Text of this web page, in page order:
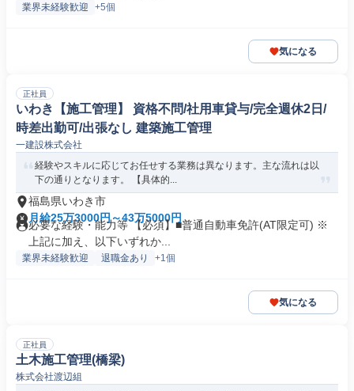
業界未経験歓迎 +5個
気になる
正社員
いわき【施工管理】 資格不問/社用車貸与/完全週休2日/
時差出勤可/出張なし 建築施工管理
一建設株式会社
経験やスキルに応じてお任せする業務は異なります。主な流れは以
下の通りとなります。 【具体的...
福島県いわき市
月給25万3000円～43万5000円
必要な経験・能力等 【必須】■普通自動車免許(AT限定可) ※
上記に加え、以下いずれか...
業界未経験歓迎 退職金あり +1個
気になる
正社員
土木施工管理(橋梁)
株式会社渡辺組